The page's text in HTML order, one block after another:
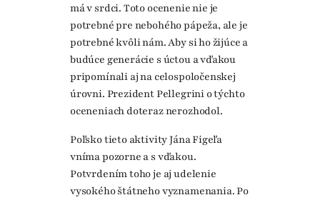
má v srdci. Toto ocenenie nie je
potrebné pre nebohého pápeža, ale je
potrebné kvôli nám. Aby si ho žijúce a
budúce generácie s úctou a vďakou
pripomínali aj na celospoločenskej
úrovni. Prezident Pellegrini o týchto
oceneniach doteraz nerozhodol.
Poľsko tieto aktivity Jána Figeľa
vníma pozorne a s vďakou.
Potvrdením toho je aj udelenie
vysokého štátneho vyznamenania. Po